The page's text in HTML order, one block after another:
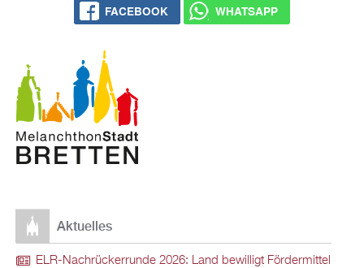
FACEBOOK WHATSAPP
Aktuelles
ELR-Nachrückerrunde 2026: Land bewilligt Fördermittel